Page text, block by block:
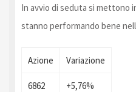
In avvio di seduta si mettono
stanno performando bene
Azione Variazione
6862 +5,76%